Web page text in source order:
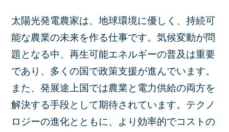
太陽光発電農家は、地球環境に優しく、持続可
能な農業の未来を作る仕事です。気候変動が問
題となる中、再生可能エネルギーの普及は重要
であり、多くの国で政策支援が進んでいます。
また、発展途上国では農業と電力供給の両方を
解決する手段として期待されています。テクノ
ロジーの進化とともに、より効率的でコストの